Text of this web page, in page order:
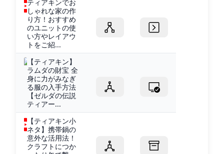
ティアキンでお
しゃれな家の作
り方！おすすめ
のユニットの使
い方やレイアウ
トをご紹...
【ティアキン】
ラムダの財宝 全
身に力がみなぎ
る服の入手方法
【ゼルダの伝説
ティアー...
【ティアキン小
ネタ】携帯鍋の
意外な活用法！
クラフトにつか